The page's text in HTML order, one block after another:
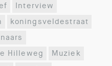
Interview
koningsveldestraat
Hilleweg
Muziek